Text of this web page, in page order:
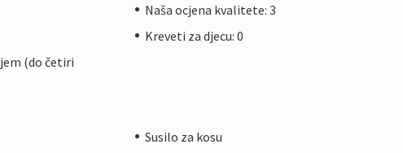
Naša ocjena kvalitete: 3
Kreveti za djecu: 0
(do četiri
Susilo za kosu